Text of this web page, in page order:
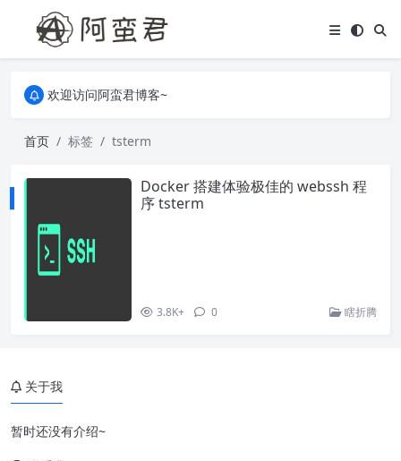
关于本站，有任何疑问都可以评论或留言。
欢迎访问阿蛮君博客~
欢迎访问阿蛮君博客~
首页 标签 tsterm
Docker 搭建体验极佳的 webssh 程
序 tsterm
3.8K+ 0 瞎折腾
关于我
暂时还没有介绍~